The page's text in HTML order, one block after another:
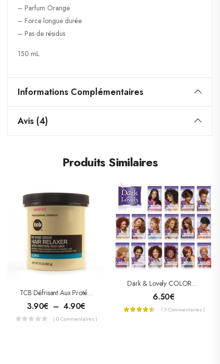
– Parfum Orange
– Force longue durée
– Pas de résidus
150 mL
Informations Complémentaires
Avis (4)
Produits Similaires
TCB Défrisant Aux Protéines Et ADN
3.90€ – 4.90€
( 0 Commentaires )
Dark & Lovely COLORATION PERMANENTE « NUTRITIVE INTENSE »
6.50€
( 3 Commentaires )